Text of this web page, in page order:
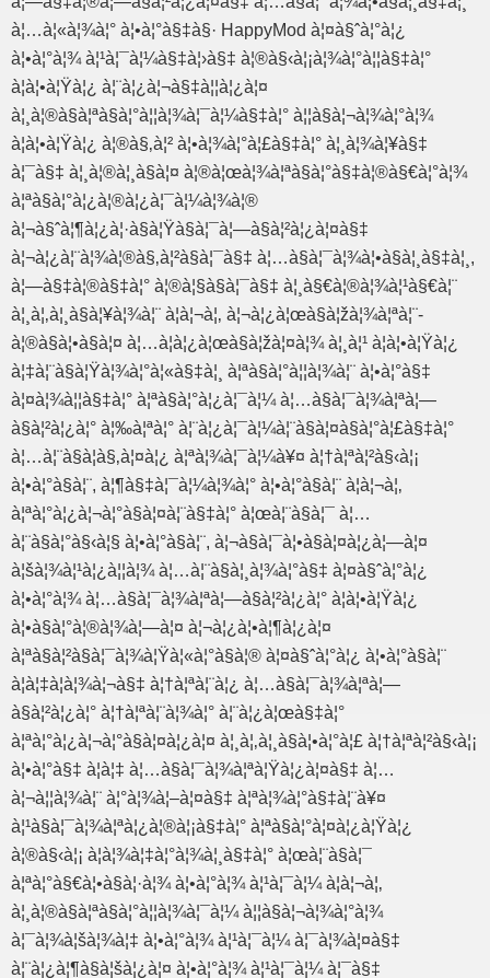
à¦…à¦«à¦¾à¦° à¦•à¦°à§‡à§· HappyMod à¦¤à§ˆà¦°à¦¿
à¦•à¦°à¦¾ à¦¹à¦¯à¦¼à§‡à¦›à§‡ à¦®à§‹à¦¡à¦¾à¦°à¦¦à§‡à¦°
à¦à¦•à¦Ÿà¦¿ à¦¨à¦¿à¦¬à§‡à¦¦à¦¿à¦¤
à¦¸à¦®à§à¦ªà§à¦°à¦¦à¦¾à¦¯à¦¼à§‡à¦° à¦¦à§à¦¬à¦¾à¦°à¦¾
à¦à¦•à¦Ÿà¦¿ à¦®à§‚à¦² à¦•à¦¾à¦°à¦£à§‡à¦° à¦¸à¦¾à¦¥à§‡
à¦¯à§‡ à¦¸à¦®à¦¸à§à¦¤ à¦®à¦œà¦¾à¦ªà§à¦°à§‡à¦®à§€à¦°à¦¾
à¦ªà§à¦°à¦¿à¦®à¦¿à¦¯à¦¼à¦¾à¦®
à¦¬à§ˆà¦¶à¦¿à¦·à§à¦Ÿà§à¦¯à¦—à§à¦²à¦¿à¦¤à§‡
à¦¬à¦¿à¦¨à¦¾à¦®à§‚à¦²à§à¦¯à§‡ à¦…à§à¦¯à¦¾à¦•à§à¦¸à§‡à¦¸,
à¦—à§‡à¦®à§‡à¦° à¦®à¦§à§à¦¯à§‡ à¦¸à§€à¦®à¦¾à¦¹à§€à¦¨
à¦¸à¦‚à¦¸à§à¦¥à¦¾à¦¨ à¦à¦¬à¦‚ à¦¬à¦¿à¦œà§à¦žà¦¾à¦ªà¦¨-
à¦®à§à¦•à§à¦¤ à¦…à¦­à¦¿à¦œà§à¦žà¦¤à¦¾ à¦¸à¦¹ à¦à¦•à¦Ÿà¦¿
à¦‡à¦¨à§à¦Ÿà¦¾à¦°à¦«à§‡à¦¸ à¦ªà§à¦°à¦¦à¦¾à¦¨ à¦•à¦°à§‡
à¦¤à¦¾à¦¦à§‡à¦° à¦ªà§à¦°à¦¿à¦¯à¦¼ à¦…à§à¦¯à¦¾à¦ªà¦—
à§à¦²à¦¿à¦° à¦‰à¦ªà¦° à¦¨à¦¿à¦¯à¦¼à¦¨à§à¦¤à§à¦°à¦£à§‡à¦°
à¦…à¦¨à§à¦­à§‚à¦¤à¦¿ à¦ªà¦¾à¦¯à¦¼à¥¤ à¦†à¦ªà¦²à§‹à¦¡
à¦•à¦°à§à¦¨, à¦¶à§‡à¦¯à¦¼à¦¾à¦° à¦•à¦°à§à¦¨ à¦à¦¬à¦‚
à¦ªà¦°à¦¿à¦¬à¦°à§à¦¤à¦¨à§‡à¦° à¦œà¦¨à§à¦¯ à¦…
à¦¨à§à¦°à§‹à¦§ à¦•à¦°à§à¦¨, à¦¬à§à¦¯à¦•à§à¦¤à¦¿à¦—à¦¤
à¦šà¦¾à¦¹à¦¿à¦¦à¦¾ à¦…à¦¨à§à¦¸à¦¾à¦°à§‡ à¦¤à§ˆà¦°à¦¿
à¦•à¦°à¦¾ à¦…à§à¦¯à¦¾à¦ªà¦—à§à¦²à¦¿à¦° à¦à¦•à¦Ÿà¦¿
à¦•à§à¦°à¦®à¦¾à¦—à¦¤ à¦¬à¦¿à¦•à¦¶à¦¿à¦¤
à¦ªà§à¦²à§à¦¯à¦¾à¦Ÿà¦«à¦°à§à¦® à¦¤à§ˆà¦°à¦¿ à¦•à¦°à§à¦¨
à¦à¦‡à¦­à¦¾à¦¬à§‡ à¦†à¦ªà¦¨à¦¿ à¦…à§à¦¯à¦¾à¦ªà¦—
à§à¦²à¦¿à¦° à¦†à¦ªà¦¨à¦¾à¦° à¦¨à¦¿à¦œà§‡à¦°
à¦ªà¦°à¦¿à¦¬à¦°à§à¦¤à¦¿à¦¤ à¦¸à¦‚à¦¸à§à¦•à¦°à¦£ à¦†à¦ªà¦²à§‹à¦¡
à¦•à¦°à§‡ à¦à¦‡ à¦…à§à¦¯à¦¾à¦ªà¦Ÿà¦¿à¦¤à§‡ à¦…
à¦¬à¦¦à¦¾à¦¨ à¦°à¦¾à¦–à¦¤à§‡ à¦ªà¦¾à¦°à§‡à¦¨à¥¤
à¦¹à§à¦¯à¦¾à¦ªà¦¿à¦®à¦¡à§‡à¦° à¦ªà§à¦°à¦¤à¦¿à¦Ÿà¦¿
à¦®à§‹à¦¡ à¦­à¦¾à¦‡à¦°à¦¾à¦¸à§‡à¦° à¦œà¦¨à§à¦¯
à¦ªà¦°à§€à¦•à§à¦·à¦¾ à¦•à¦°à¦¾ à¦¹à¦¯à¦¼ à¦à¦¬à¦‚
à¦¸à¦®à§à¦ªà§à¦°à¦¦à¦¾à¦¯à¦¼ à¦¦à§à¦¬à¦¾à¦°à¦¾
à¦¯à¦¾à¦šà¦¾à¦‡ à¦•à¦°à¦¾ à¦¹à¦¯à¦¼ à¦¯à¦¾à¦¤à§‡
à¦¨à¦¿à¦¶à§à¦šà¦¿à¦¤ à¦•à¦°à¦¾ à¦¹à¦¯à¦¼ à¦¯à§‡